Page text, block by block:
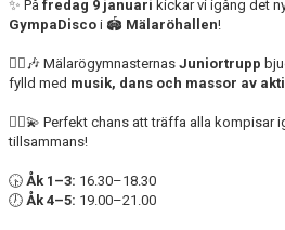
FÖRENINGSKLÄDER
VANLIGA FRÅGOR
DOKUMENT
✨ På fredag 9 januari kickar vi igång det
GympaDisco i 🏟️ Mälaröhallen!
🤸‍♀️🎶 Mälarögymnasternas Juniortrupp
fylld med musik, dans och massor av
👯‍♂️💫 Perfekt chans att träffa alla kompisar
tillsammans!
🕟 Åk 1–3: 16.30–18.30
🕖 Åk 4–5: 19.00–21.00